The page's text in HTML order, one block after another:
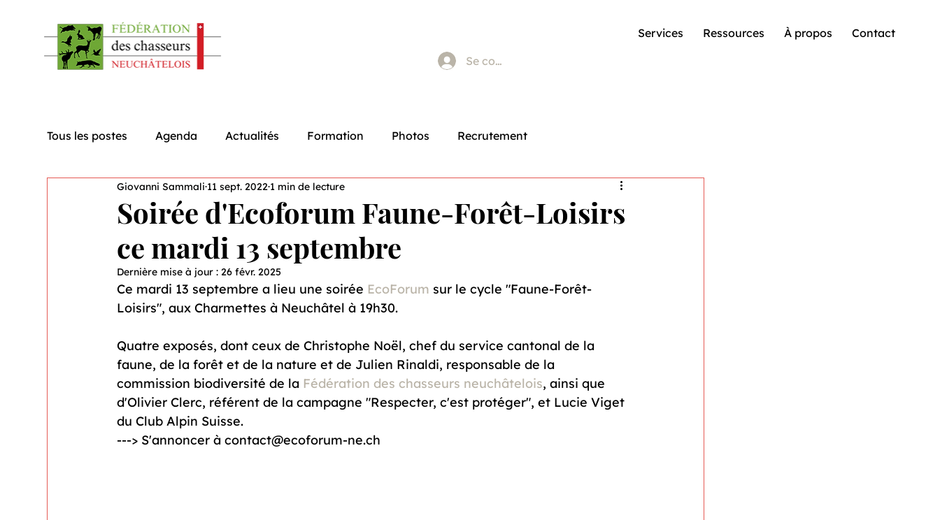
Services Ressources À propos Contact
Se connecter
Tous les postes Agenda Actualités Formation Photos Recrutement
Soirée d'Ecoforum Faune-Forêt-Loisirs
ce mardi 13 septembre
Giovanni Sammali 11 sept. 2022 1 min de lecture
Dernière mise à jour :26 févr. 2025
Ce mardi 13 septembre a lieu une soirée EcoForum sur le cycle "Faune-Forêt-
Loisirs", aux Charmettes à Neuchâtel à 19h30.
Quatre exposés, dont ceux de Christophe Noël, chef du service cantonal de la
faune, de la forêt et de la nature et de Julien Rinaldi, responsable de la
commission biodiversité de la Fédération des chasseurs neuchâtelois, ainsi que
d'Olivier Clerc, référent de la campagne "Respecter, c'est protéger", et Lucie Viget
du Club Alpin Suisse.
---> S'annoncer à contact@ecoforum-ne.ch